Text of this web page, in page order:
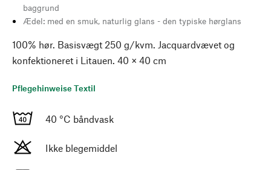
baggrund
Ædel: med en smuk, naturlig glans - den typiske hørglans
100% hør. Basisvægt 250 g/kvm. Jacquardvævet og
konfektioneret i Litauen. 40 × 40 cm
Pflegehinweise Textil
40 °C båndvask
Ikke blegemiddel